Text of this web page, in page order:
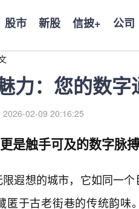
股市 新股 信披+ 公司
力：您的数字
2026-02-09 20:16:25
是触手可及的数字脉搏
遐想的城市，它如同一
匿于古老街巷的传统韵味